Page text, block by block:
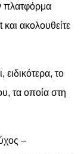
πλατφόρμα
ακολουθείτε
ειδικότερα, το
τα οποία στη
–